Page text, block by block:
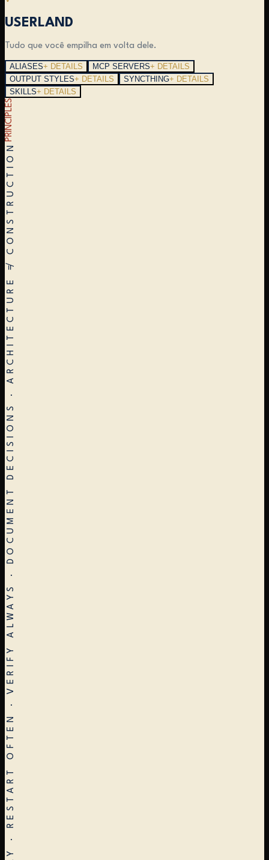
USERLAND
Tudo que você empilha em volta dele.
ALIASES+ DETAILS MCP SERVERS+ DETAILS
OUTPUT STYLES+ DETAILS SYNCTHING+ DETAILS
SKILLS+ DETAILS
PRINCIPLES
STOP EARLY · RESTART OFTEN · VERIFY ALWAYS · DOCUMENT DECISIONS · ARCHITECTURE ≠ CONSTRUCTION